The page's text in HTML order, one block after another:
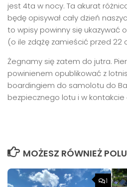
jest 4ta w nocy. Ta akurat
będę opisywał cały dzień
to wpisy powinny się ukazywać
(o ile zdążę zamieścić przed 22
Żegnamy się zatem do jutra.
powinienem opublikować z
boardingiem do samolotu do
bezpiecznego lotu i w kontakcie
MOŻESZ RÓWNIEŻ
1